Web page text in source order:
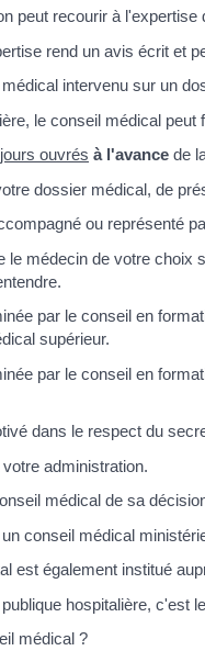
peut recourir à l'expertise
rend un avis écrit et
intervenu sur un
le conseil médical
jours ouvrés à l'avance de
dossier médical, de
ou représenté
le médecin de votre choix
par le conseil en
supérieur.
par le conseil en
dans le respect du
administration.
médical de sa
conseil médical
est également institué
hospitalière, c'est
médical ?